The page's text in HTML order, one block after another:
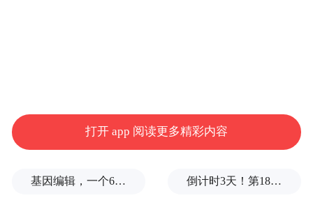
艾萨克曼说，“就重型运载而言，真正具备实
一家的发射台暂时瘫痪了。”
打开 app 阅读更多精彩内容
基因编辑，一个6岁女孩之死 倒计时3天！第18届影响世界华人盛典即将启幕